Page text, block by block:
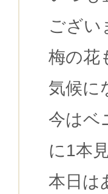
ござい
梅の花
気候に
今はベ
に1本
本日は